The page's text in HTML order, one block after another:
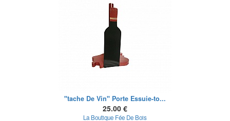
"tache De Vin" Porte Essuie-to...
25.00 €
La Boutique Fée De Bois